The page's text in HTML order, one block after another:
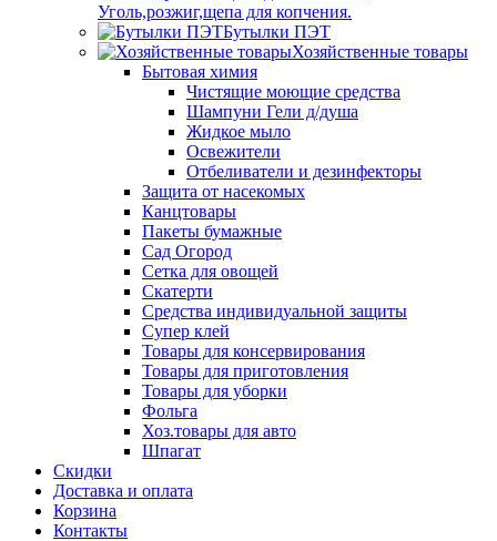
Уголь,розжиг,щепа для копчения.
Бутылки ПЭТ
Хозяйственные товары
Бытовая химия
Чистящие моющие средства
Шампуни Гели д/душа
Жидкое мыло
Освежители
Отбеливатели и дезинфекторы
Защита от насекомых
Канцтовары
Пакеты бумажные
Сад Огород
Сетка для овощей
Скатерти
Средства индивидуальной защиты
Супер клей
Товары для консервирования
Товары для приготовления
Товары для уборки
Фольга
Хоз.товары для авто
Шпагат
Скидки
Доставка и оплата
Корзина
Контакты